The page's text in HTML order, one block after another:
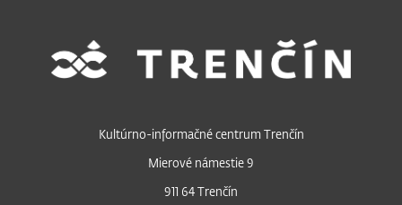
Kultúrno-informačné centrum Trenčín
Mierové námestie 9
911 64 Trenčín